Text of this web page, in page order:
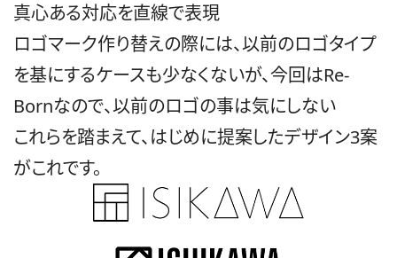
真心ある対応を直線で表現
ロゴマーク作り替えの際には、以前のロゴタイプ
を基にするケースも少なくないが、今回はRe-
Bornなので、以前のロゴの事は気にしない
これらを踏まえて、はじめに提案したデザイン3案
がこれです。